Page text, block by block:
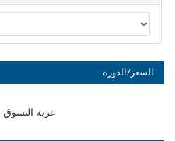
السعر/الدورة
عربة التسوق